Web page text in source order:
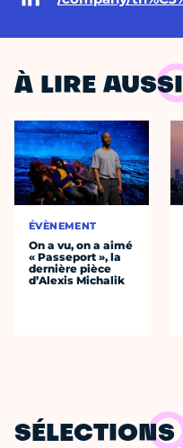
À LIRE AUSSI
ÉVÈNEMENT
On a vu, on a aimé
« Passeport », la
dernière pièce
d’Alexis Michalik
SÉLECTIONS